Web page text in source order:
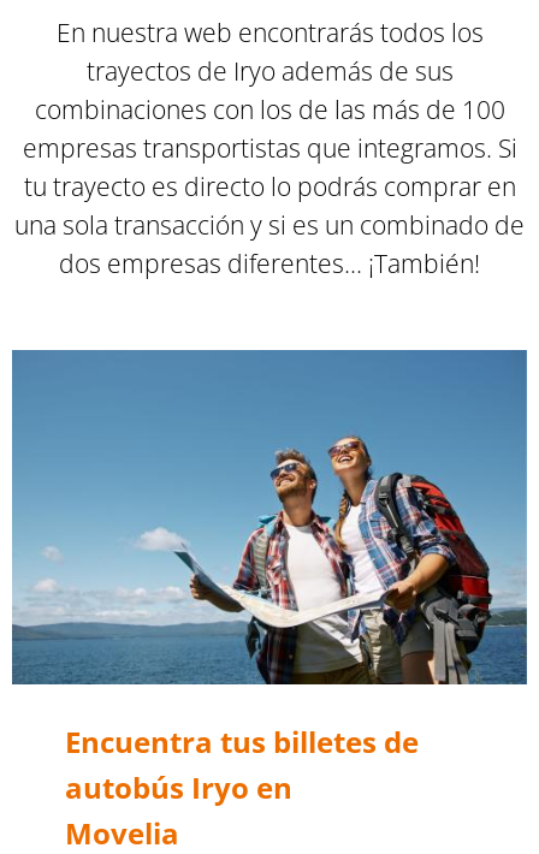
En nuestra web encontrarás todos los
trayectos de Iryo además de sus
combinaciones con los de las más de 100
empresas transportistas que integramos. Si
tu trayecto es directo lo podrás comprar en
una sola transacción y si es un combinado de
dos empresas diferentes... ¡También!
Encuentra tus billetes de
autobús Iryo en
Movelia